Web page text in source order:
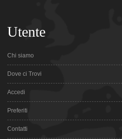
Utente
Chi siamo
Dove ci Trovi
Accedi
Preferiti
Contatti